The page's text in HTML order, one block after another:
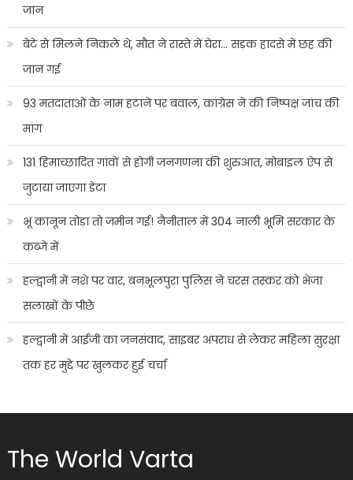
जान
बेटे से मिलने निकले थे, मौत ने रास्ते में घेरा… सड़क हादसे में छह की
जान गई
93 मतदाताओं के नाम हटाने पर बवाल, कांग्रेस ने की निष्पक्ष जांच की
मांग
131 हिमाच्छादित गांवों से होगी जनगणना की शुरुआत, मोबाइल ऐप से
जुटाया जाएगा डेटा
भू कानून तोड़ा तो जमीन गई! नैनीताल में 304 नाली भूमि सरकार के
कब्जे में
हल्द्वानी में नशे पर वार, बनभूलपुरा पुलिस ने चरस तस्कर को भेजा
सलाखों के पीछे
हल्द्वानी में आईजी का जनसंवाद, साइबर अपराध से लेकर महिला सुरक्षा
तक हर मुद्दे पर खुलकर हुई चर्चा
The World Varta